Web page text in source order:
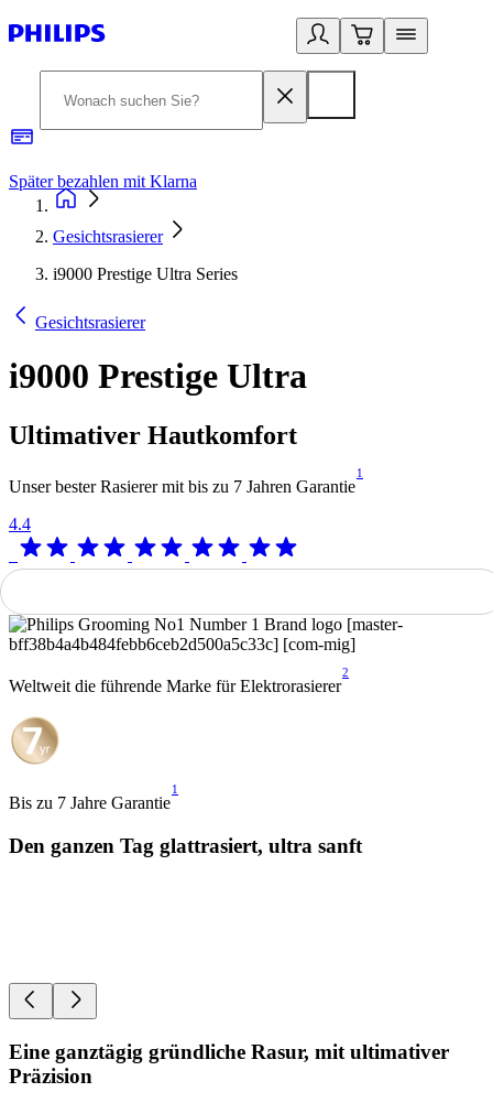
Später bezahlen mit Klarna
Gesichtsrasierer
i9000 Prestige Ultra Series
Gesichtsrasierer
i9000 Prestige Ultra
Ultimativer Hautkomfort
Unser bester Rasierer mit bis zu 7 Jahren Garantie
1
4.4
Weltweit die führende Marke für Elektrorasierer
2
Bis zu 7 Jahre Garantie
1
Den ganzen Tag glattrasiert, ultra sanft
Eine ganztägig gründliche Rasur, mit ultimativer
Präzision